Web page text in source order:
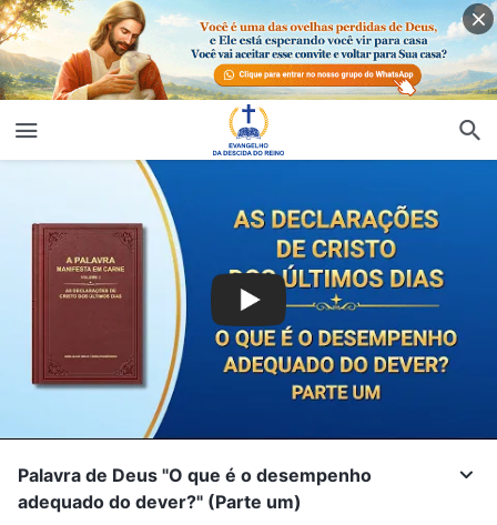
Palavra de Deus "O que é o desempenho
adequado do dever?" (Parte um)